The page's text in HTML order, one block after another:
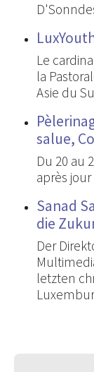
Le
la
Asie du
salue,
Du 20 au
après jour
Sanad
die
Der
letzten